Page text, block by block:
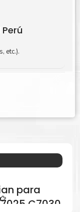
etc.).
para
C7030